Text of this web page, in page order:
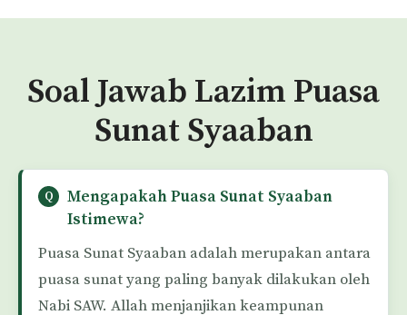
Soal Jawab Lazim Puasa
Sunat Syaaban
Mengapakah Puasa Sunat Syaaban
Istimewa?
Puasa Sunat Syaaban adalah merupakan antara
puasa sunat yang paling banyak dilakukan oleh
Nabi SAW. Allah menjanjikan keampunan